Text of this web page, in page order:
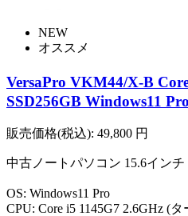
NEW
オススメ
VersaPro VKM44/X-B
SSD256GB Windows11 Pro
販売価格(税込): 49,800 円
中古ノートパソコン 15.6インチ
OS: Windows11 Pro
CPU: Core i5 1145G7 2.6GHz (